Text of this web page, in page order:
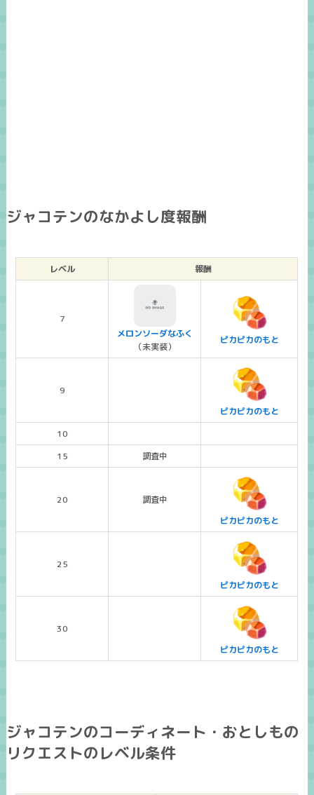
ジャコテンのなかよし度報酬
レベル 報酬
7
メロンソーダなふく
（未実装）
ピカピカのもと
9
ピカピカのもと
10
15
調査中
20
調査中
ピカピカのもと
25
ピカピカのもと
30
ピカピカのもと
ジャコテンのコーディネート・おとしもの
リクエストのレベル条件